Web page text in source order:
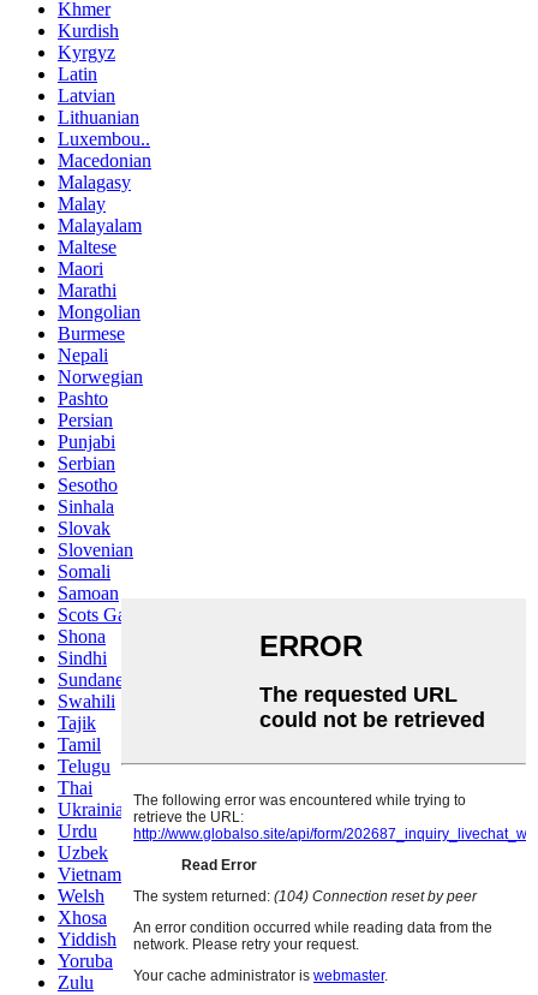
Khmer
Kurdish
Kyrgyz
Latin
Latvian
Lithuanian
Luxembou..
Macedonian
Malagasy
Malay
Malayalam
Maltese
Maori
Marathi
Mongolian
Burmese
Nepali
Norwegian
Pashto
Persian
Punjabi
Serbian
Sesotho
Sinhala
Slovak
Slovenian
Somali
Samoan
Scots Gaelic
Shona
Sindhi
Sundanese
Swahili
Tajik
Tamil
Telugu
Thai
Ukrainian
Urdu
Uzbek
Vietnamese
Welsh
Xhosa
Yiddish
Yoruba
Zulu